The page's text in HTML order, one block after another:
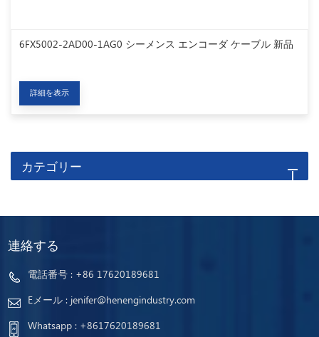
6FX5002-2AD00-1AG0 シーメンス エンコーダ ケーブル 新品
詳細を表示
カテゴリー
連絡する
電話番号 : +86 17620189681
Eメール : jenifer@henengindustry.com
Whatsapp : +8617620189681